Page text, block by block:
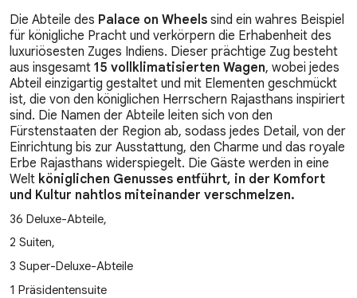
Die Abteile des Palace on Wheels sind ein wahres Beispiel
für königliche Pracht und verkörpern die Erhabenheit des
luxuriösesten Zuges Indiens. Dieser prächtige Zug besteht
aus insgesamt 15 vollklimatisierten Wagen, wobei jedes
Abteil einzigartig gestaltet und mit Elementen geschmückt
ist, die von den königlichen Herrschern Rajasthans inspiriert
sind. Die Namen der Abteile leiten sich von den
Fürstenstaaten der Region ab, sodass jedes Detail, von der
Einrichtung bis zur Ausstattung, den Charme und das royale
Erbe Rajasthans widerspiegelt. Die Gäste werden in eine
Welt königlichen Genusses entführt, in der Komfort
und Kultur nahtlos miteinander verschmelzen.
36 Deluxe-Abteile,
2 Suiten,
3 Super-Deluxe-Abteile
1 Präsidentensuite